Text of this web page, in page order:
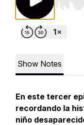
Use
Show Notes
En este tercer
recordando la
niño